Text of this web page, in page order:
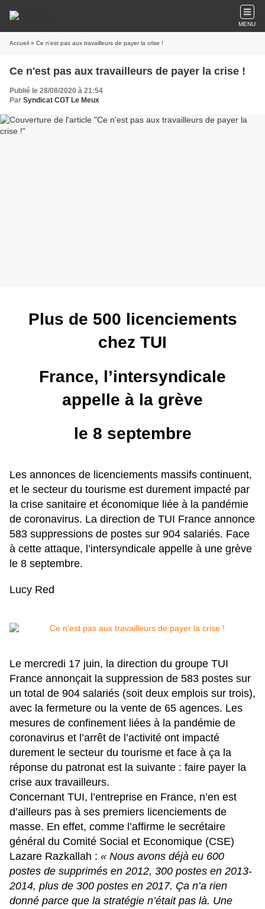
MENU
Accueil » Ce n'est pas aux travailleurs de payer la crise !
Ce n'est pas aux travailleurs de payer la crise !
Publié le 28/08/2020 à 21:54
Par Syndicat CGT Le Meux
Plus de 500 licenciements
chez TUI
France, l’intersyndicale
appelle à la grève
le 8 septembre
Les annonces de licenciements massifs continuent,
et le secteur du tourisme est durement impacté par
la crise sanitaire et économique liée à la pandémie
de coronavirus. La direction de TUI France annonce
583 suppressions de postes sur 904 salariés. Face
à cette attaque, l’intersyndicale appelle à une grève
le 8 septembre.
Lucy Red
Le mercredi 17 juin, la direction du groupe TUI
France annonçait la suppression de 583 postes sur
un total de 904 salariés (soit deux emplois sur trois),
avec la fermeture ou la vente de 65 agences. Les
mesures de confinement liées à la pandémie de
coronavirus et l’arrêt de l’activité ont impacté
durement le secteur du tourisme et face à ça la
réponse du patronat est la suivante : faire payer la
crise aux travailleurs.
Concernant TUI, l’entreprise en France, n’en est
d’ailleurs pas à ses premiers licenciements de
masse. En effet, comme l’affirme le secrétaire
général du Comité Social et Economique (CSE)
Lazare Razkallah : « Nous avons déjà eu 600
postes de supprimés en 2012, 300 postes en 2013-
2014, plus de 300 postes en 2017. Ça n’a rien
donné parce que la stratégie n’était pas là. Une